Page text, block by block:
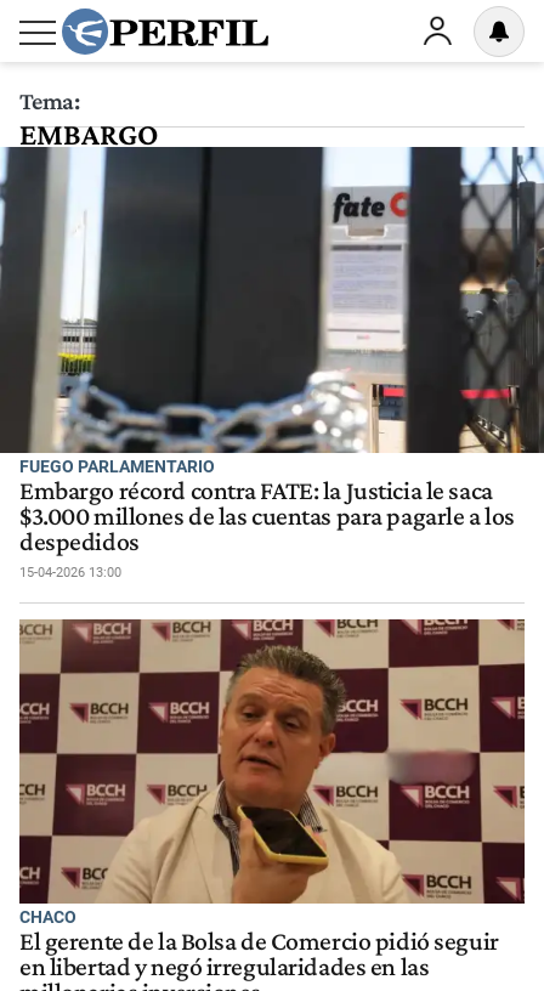
Tema:
EMBARGO
FUEGO PARLAMENTARIO
Embargo récord contra FATE: la Justicia le saca
$3.000 millones de las cuentas para pagarle a los
despedidos
15-04-2026 13:00
CHACO
El gerente de la Bolsa de Comercio pidió seguir
en libertad y negó irregularidades en las